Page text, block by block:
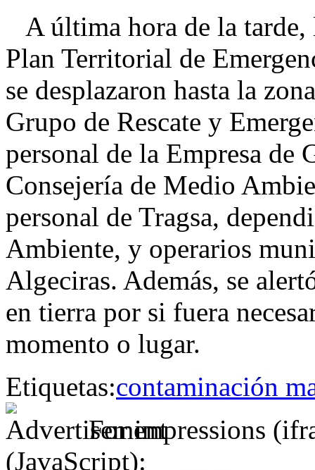
A última hora de la tarde,
Plan Territorial de
se desplazaron hasta la
Grupo de Rescate y
personal de la Empresa de
Consejería de Medio
personal de Tragsa,
Ambiente, y operarios
Algeciras. Además, se
en tierra por si fuera
momento o lugar.
Etiquetas:contaminación
For impressions
(JavaScript):